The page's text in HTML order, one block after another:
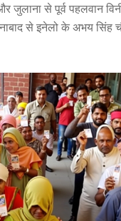
जुलाना से पूर्व पहलवान
से इनेलो के अभय सिंह